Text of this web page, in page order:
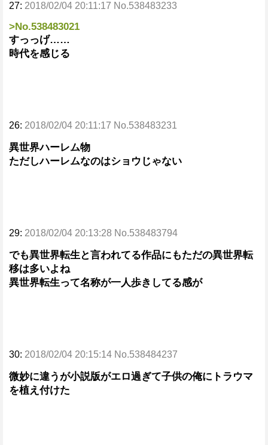
27: 2018/02/04 20:11:17 No.538483233
>No.538483021
すっっげ……
時代を感じる
26: 2018/02/04 20:11:17 No.538483231
異世界ハーレム物
ただしハーレムなのはショウじゃない
29: 2018/02/04 20:13:28 No.538483794
でも異世界転生と言われてる作品にもただの異世界転
移は多いよね
異世界転生って名称が一人歩きしてる感が
30: 2018/02/04 20:15:14 No.538484237
微妙に違うが小説版がエロ過ぎて子供の俺にトラウマ
を植え付けた